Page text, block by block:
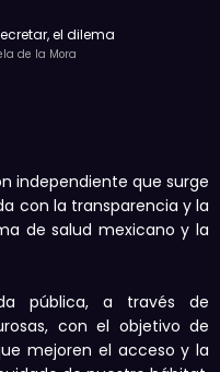
el dilema
de la Mora
independiente que surge
con la transparencia y la
de salud mexicano y la
pública, a través de
con el objetivo de
mejoren el acceso y la